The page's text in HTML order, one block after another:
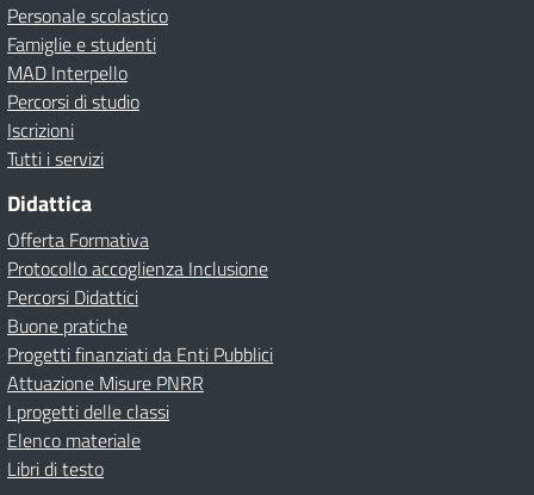
Personale scolastico
Famiglie e studenti
MAD Interpello
Percorsi di studio
Iscrizioni
Tutti i servizi
Didattica
Offerta Formativa
Protocollo accoglienza Inclusione
Percorsi Didattici
Buone pratiche
Progetti finanziati da Enti Pubblici
Attuazione Misure PNRR
I progetti delle classi
Elenco materiale
Libri di testo